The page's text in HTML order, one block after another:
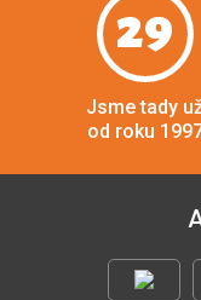
29
Jsme tady
od roku